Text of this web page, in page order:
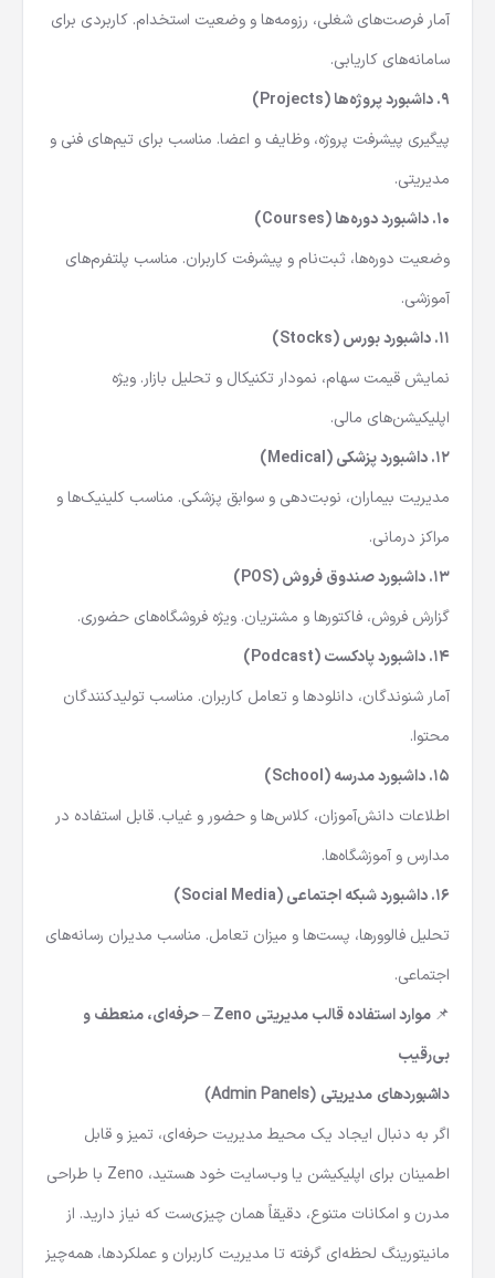
8. داشبورد استخدام (Jobs)
آمار فرصت‌های شغلی، رزومه‌ها و وضعیت استخدام. کاربردی برای
سامانه‌های کاریابی.
9. داشبورد پروژه‌ها (Projects)
پیگیری پیشرفت پروژه، وظایف و اعضا. مناسب برای تیم‌های فنی و
مدیریتی.
10. داشبورد دوره‌ها (Courses)
وضعیت دوره‌ها، ثبت‌نام و پیشرفت کاربران. مناسب پلتفرم‌های
آموزشی.
11. داشبورد بورس (Stocks)
نمایش قیمت سهام، نمودار تکنیکال و تحلیل بازار. ویژه
اپلیکیشن‌های مالی.
12. داشبورد پزشکی (Medical)
مدیریت بیماران، نوبت‌دهی و سوابق پزشکی. مناسب کلینیک‌ها و
مراکز درمانی.
13. داشبورد صندوق فروش (POS)
گزارش فروش، فاکتورها و مشتریان. ویژه فروشگاه‌های حضوری.
14. داشبورد پادکست (Podcast)
آمار شنوندگان، دانلودها و تعامل کاربران. مناسب تولیدکنندگان
محتوا.
15. داشبورد مدرسه (School)
اطلاعات دانش‌آموزان، کلاس‌ها و حضور و غیاب. قابل استفاده در
مدارس و آموزشگاه‌ها.
16. داشبورد شبکه اجتماعی (Social Media)
تحلیل فالوورها، پست‌ها و میزان تعامل. مناسب مدیران رسانه‌های
اجتماعی.
بی‌رقیب
داشبوردهای مدیریتی (Admin Panels)
اگر به دنبال ایجاد یک محیط مدیریت حرفه‌ای، تمیز و قابل
اطمینان برای اپلیکیشن یا وب‌سایت خود هستید، Zeno با طراحی
مدرن و امکانات متنوع، دقیقاً همان چیزی‌ست که نیاز دارید. از